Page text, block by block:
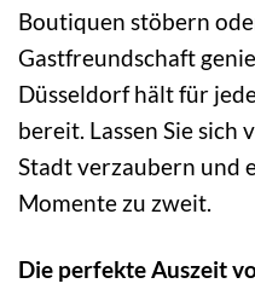
Boutiquen stöbern
Gastfreundschaft
Düsseldorf hält für
bereit. Lassen Sie sich
Stadt verzaubern und
Momente zu zweit.
Die perfekte Auszeit